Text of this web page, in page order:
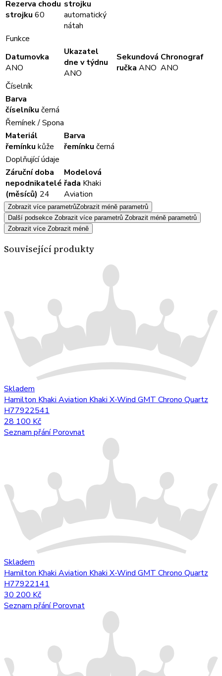
Rezerva chodu
strojku 60
strojku
automatický
nátah
Funkce
Datumovka
ANO
Ukazatel
dne v týdnu
ANO
Sekundová
ručka ANO
Chronograf
ANO
Číselník
Barva
číselníku černá
Řemínek / Spona
Materiál
řemínku kůže
Barva
řemínku černá
Doplňující údaje
Záruční doba
nepodnikatelé
(měsíců) 24
Modelová
řada Khaki
Aviation
Zobrazit více parametrůZobrazit méně parametrů
Další podsekce Zobrazit více parametrů Zobrazit méně parametrů
Zobrazit více Zobrazit méně
Související produkty
Skladem
Hamilton Khaki Aviation Khaki X-Wind GMT Chrono Quartz
H77922541
28 100 Kč
Seznam přání Porovnat
Skladem
Hamilton Khaki Aviation Khaki X-Wind GMT Chrono Quartz
H77922141
30 200 Kč
Seznam přání Porovnat